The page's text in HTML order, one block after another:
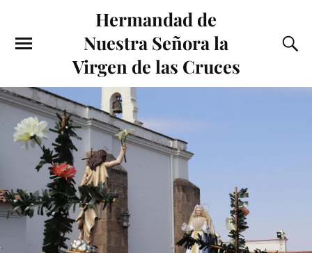
Hermandad de
Nuestra Señora la
Virgen de las Cruces